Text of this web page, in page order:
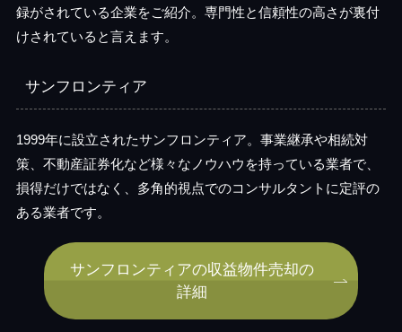
録がされている企業をご紹介。専門性と信頼性の高さが裏付
けされていると言えます。
サンフロンティア
1999年に設立されたサンフロンティア。事業継承や相続対
策、不動産証券化など様々なノウハウを持っている業者で、
損得だけではなく、多角的視点でのコンサルタントに定評の
ある業者です。
サンフロンティアの収益物件売却の
詳細